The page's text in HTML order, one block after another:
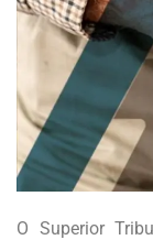
O Superior